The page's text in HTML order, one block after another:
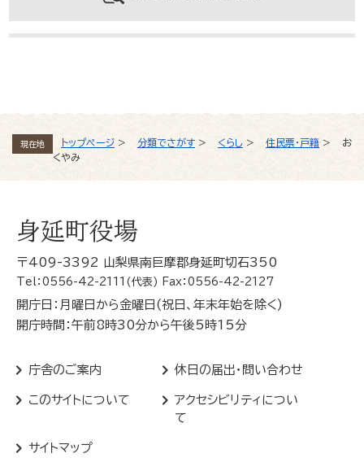
現在地 トップページ > 分類でさがす > くらし > 住民票・戸籍 >
お
くやみ
身延町役場
〒409-3392 山梨県南巨摩郡身延町切石350
Tel：0556-42-2111(代表) Fax：0556-42-2127
開庁日：月曜日から金曜日(祝日、年末年始を除く)
開庁時間：午前8時30分から午後5時15分
庁舎のご案内 休日の届出・問い合わせ
このサイトについて
アクセシビリティについ
て
サイトマップ